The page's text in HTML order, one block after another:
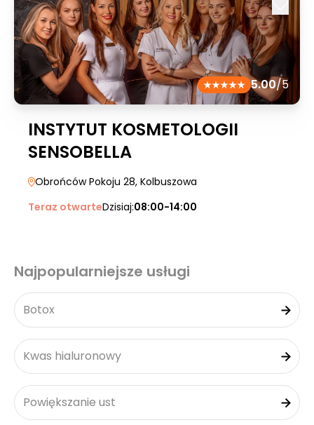
5.00/5
INSTYTUT KOSMETOLOGII
SENSOBELLA
Obrońców Pokoju 28, Kolbuszowa
Teraz otwarteDzisiaj:08:00-14:00
Najpopularniejsze usługi
Botox
Kwas hialuronowy
Powiększanie ust